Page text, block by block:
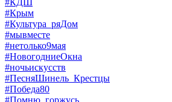
#Крым
#Культура_ряДом
#мывместе
#нетолько9мая
#НовогодниеОкна
#ночьискусств
#ПесняШинель_Крестцы
#Победа80
#Помню_горжусь